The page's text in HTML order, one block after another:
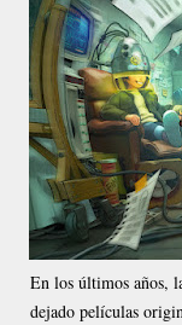
En los últimos años,
dejado películas